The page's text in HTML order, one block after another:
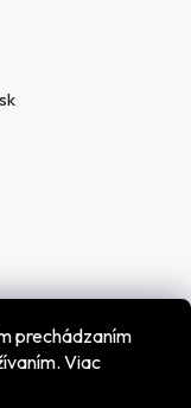
prechádzaním
Viac